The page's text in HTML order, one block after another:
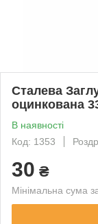
Сталева
оцинкована
В наявності
Код: 1353
30 ₴
Мінімальна сума